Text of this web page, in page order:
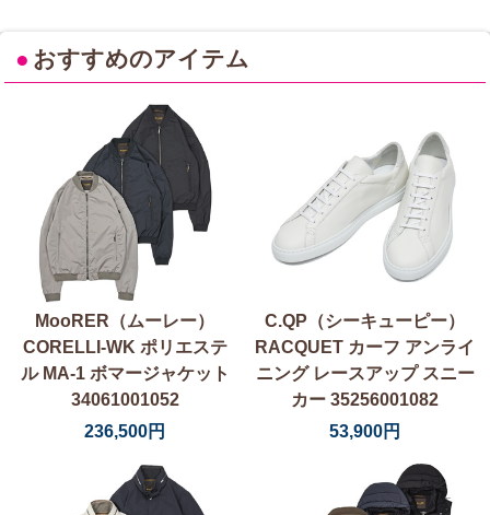
● おすすめのアイテム
MooRER（ムーレー）
CORELLI-WK ポリエステ
ル MA-1 ボマージャケット
34061001052
236,500円
C.QP（シーキューピー）
RACQUET カーフ アンライ
ニング レースアップ スニー
カー 35256001082
53,900円